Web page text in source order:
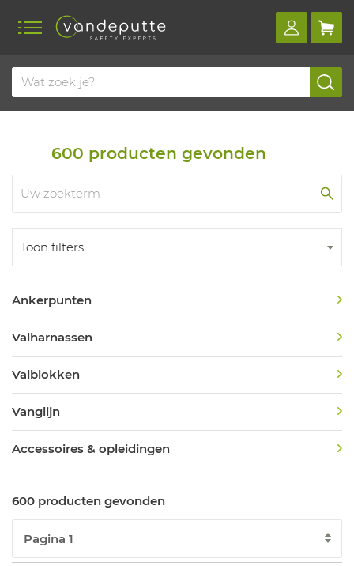
Home Productoverzicht
Valbeveiliging
600 producten gevonden
Toon filters
Ankerpunten
Valharnassen
Valblokken
Vanglijn
Accessoires & opleidingen
600 producten gevonden